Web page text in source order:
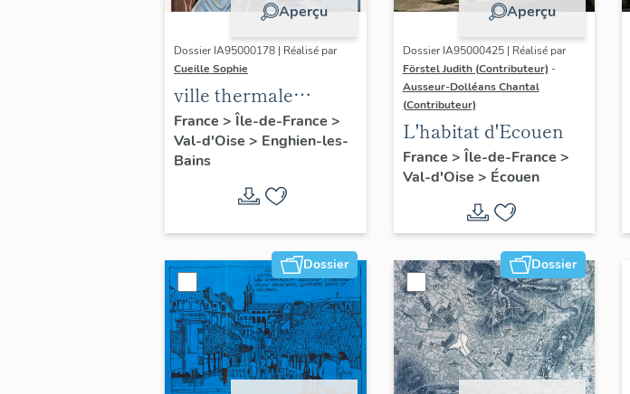
Aperçu
Dossier IA95000178 | Réalisé par
Cueille Sophie
ville thermale
d'Enghien-les-Bains
France > Île-de-France >
Val-d'Oise > Enghien-les-
Bains
Aperçu
Dossier IA95000425 | Réalisé par
Förstel Judith (Contributeur) -
Ausseur-Dolléans Chantal
(Contributeur)
L'habitat d'Ecouen
France > Île-de-France >
Val-d'Oise > Écouen
Dossier Dossier